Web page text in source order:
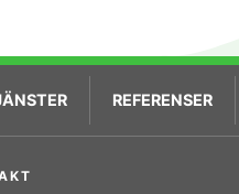
REFERENSER